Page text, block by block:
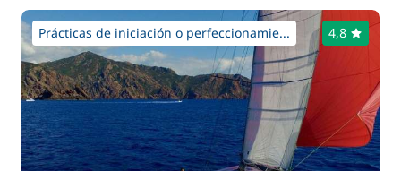
Prácticas de iniciación o perfeccionamie... 4,8